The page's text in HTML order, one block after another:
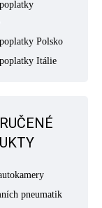
Polsko
Itálie
pneumatik